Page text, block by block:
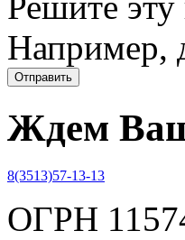
Например,
Ждем
8(3513)57-13-13
ОГРН